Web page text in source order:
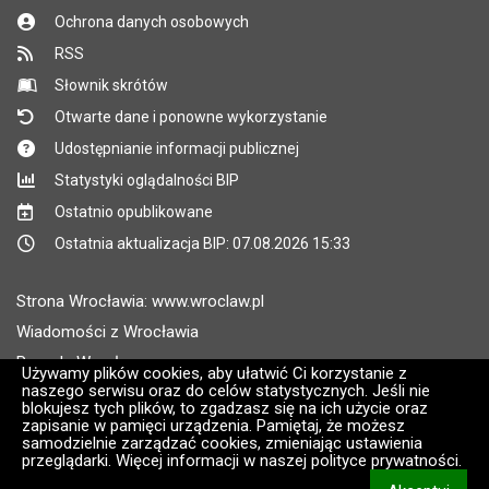
Używamy plików cookies, aby ułatwić Ci korzystanie z
naszego serwisu oraz do celów statystycznych. Jeśli nie
blokujesz tych plików, to zgadzasz się na ich użycie oraz
zapisanie w pamięci urządzenia. Pamiętaj, że możesz
samodzielnie zarządzać cookies, zmieniając ustawienia
przeglądarki. Więcej informacji w naszej polityce prywatności.
Ochrona danych osobowych
RSS
Słownik skrótów
Otwarte dane i ponowne wykorzystanie
Udostępnianie informacji publicznej
Statystyki oglądalności BIP
Ostatnio opublikowane
Ostatnia aktualizacja BIP: 07.08.2026 15:33
Strona Wrocławia: www.wroclaw.pl
Wiadomości z Wrocławia
Pogoda Wrocław
Rozkłady jazdy MPK Wrocław
Administratorem wroclaw.pl jest: ARAW
Wersja systemu: 2.8.30.09